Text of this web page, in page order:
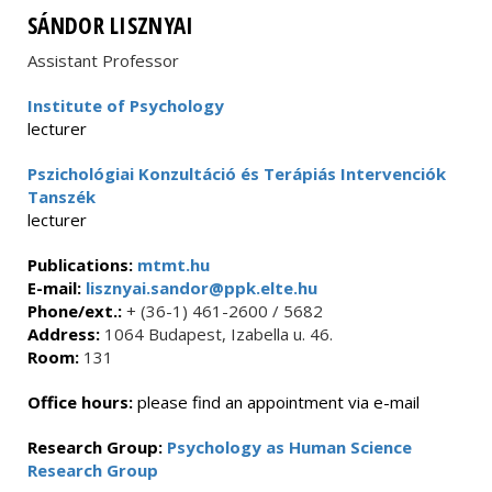
SÁNDOR LISZNYAI
Assistant Professor
Institute of Psychology
lecturer
Pszichológiai Konzultáció és Terápiás Intervenciók
Tanszék
lecturer
Publications: mtmt.hu
E-mail: lisznyai.sandor@ppk.elte.hu
Phone/ext.: + (36-1) 461-2600 / 5682
Address: 1064 Budapest, Izabella u. 46.
Room: 131
Office hours: please find an appointment via e-mail
Research Group: Psychology as Human Science
Research Group